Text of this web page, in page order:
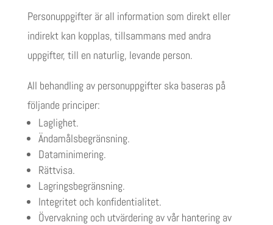
Personuppgifter är all information som direkt eller
indirekt kan kopplas, tillsammans med andra
uppgifter, till en naturlig, levande person.
All behandling av personuppgifter ska baseras på
följande principer:
Laglighet.
Ändamålsbegränsning.
Dataminimering.
Rättvisa.
Lagringsbegränsning.
Integritet och konfidentialitet.
Övervakning och utvärdering av vår hantering av